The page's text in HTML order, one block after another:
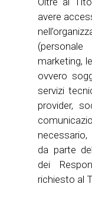
avere
(personale
marketing,
ovvero
servizi
provider,
da parte
dei
richiesto al